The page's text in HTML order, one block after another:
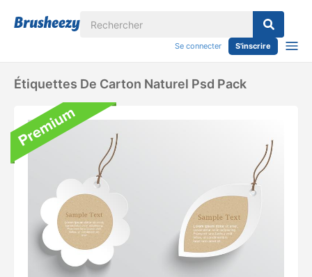
Se connecter S'inscrire
Étiquettes De Carton Naturel Psd Pack